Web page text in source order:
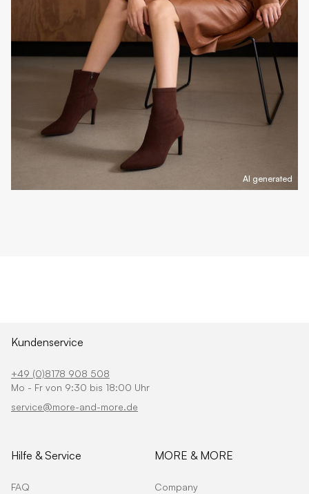
AI generated
Kundenservice
+49 (0)8178 908 508
Mo - Fr von 9:30 bis 18:00 Uhr
service@more-and-more.de
Hilfe & Service
FAQ
MORE & MORE
Company